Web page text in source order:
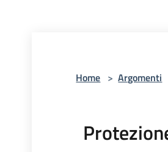
Home > Argomenti